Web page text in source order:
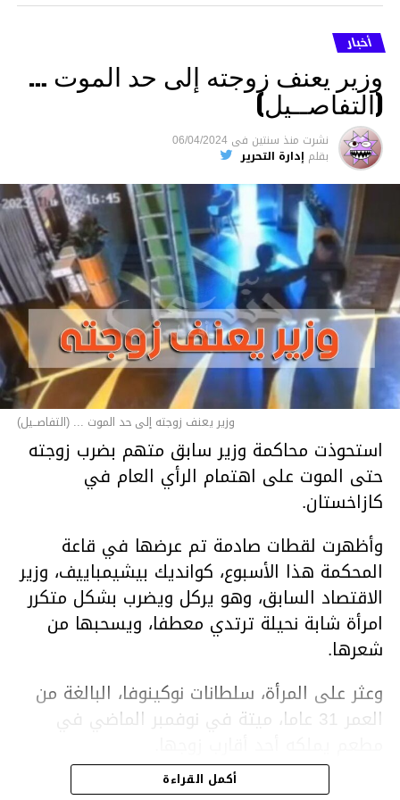
أخبار
وزير يعنف زوجته إلى حد الموت …
(التفاصــيل)
نشرت منذ سنتين فى 06/04/2024
بقلم إدارة التحرير
وزير يعنف زوجته إلى حد الموت ... (التفاصــيل)
استحوذت محاكمة وزير سابق متهم بضرب زوجته
حتى الموت على اهتمام الرأي العام في
كازاخستان.
وأظهرت لقطات صادمة تم عرضها في قاعة
المحكمة هذا الأسبوع، كوانديك بيشيمباييف، وزير
الاقتصاد السابق، وهو يركل ويضرب بشكل متكرر
امرأة شابة نحيلة ترتدي معطفا، ويسحبها من
شعرها.
وعثر على المرأة، سلطانات نوكينوفا، البالغة من
العمر 31 عاما، ميتة في نوفمبر الماضي في
ووفقا لتقرير الطبيب الشرعي، توفيت نوكينوفا
أكمل القراءة